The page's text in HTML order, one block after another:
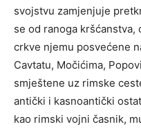
svojstvu zamjenjuje
se od ranoga
crkve njemu posvećene
Cavtatu, Močićima,
smještene uz rimske
antički i kasnoantički
kao rimski vojni časnik,